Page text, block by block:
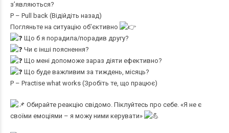
з’являються?
P – Pull back (Відійдіть назад)
Погляньте на ситуацію об’єктивно
Що б я порадила/порадив другу?
Чи є інші пояснення?
Що мені допоможе зараз діяти ефективно?
Що буде важливим за тиждень, місяць?
P – Practise what works (Зробіть те, що працює)
Обирайте реакцію свідомо. Піклуйтесь про себе. «Я не є
своїми емоціями – я можу ними керувати»